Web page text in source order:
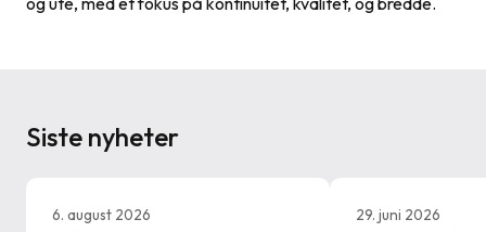
Siste nyheter
6. august 2026 29. juni 2026